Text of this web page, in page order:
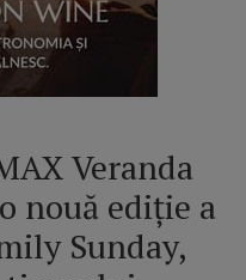
Veranda
nouă ediție a
Sunday,